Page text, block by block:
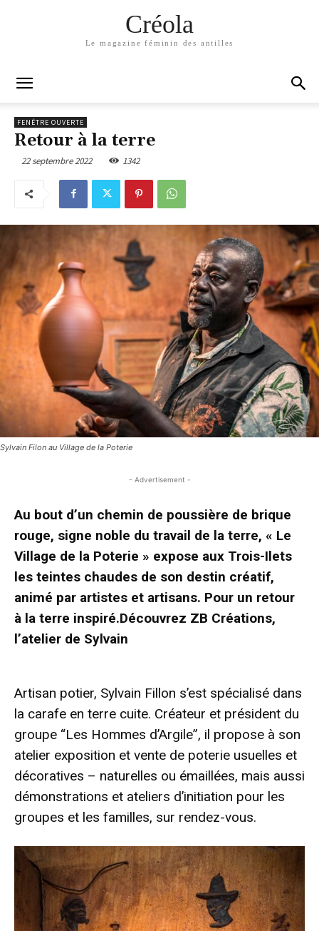
Créola
Le magazine féminin des antilles
FENÊTRE OUVERTE
Retour à la terre
22 septembre 2022 1342
Sylvain Filon au Village de la Poterie
- Advertisement -
Au bout d’un chemin de poussière de brique
rouge, signe noble du travail de la terre, « Le
Village de la Poterie » expose aux Trois-Ilets
les teintes chaudes de son destin créatif,
animé par artistes et artisans. Pour un retour
à la terre inspiré.Découvrez ZB Créations,
l’atelier de Sylvain
Artisan potier, Sylvain Fillon s’est spécialisé dans
la carafe en terre cuite. Créateur et président du
groupe “Les Hommes d’Argile”, il propose à son
atelier exposition et vente de poterie usuelles et
décoratives – naturelles ou émaillées, mais aussi
démonstrations et ateliers d’initiation pour les
groupes et les familles, sur rendez-vous.